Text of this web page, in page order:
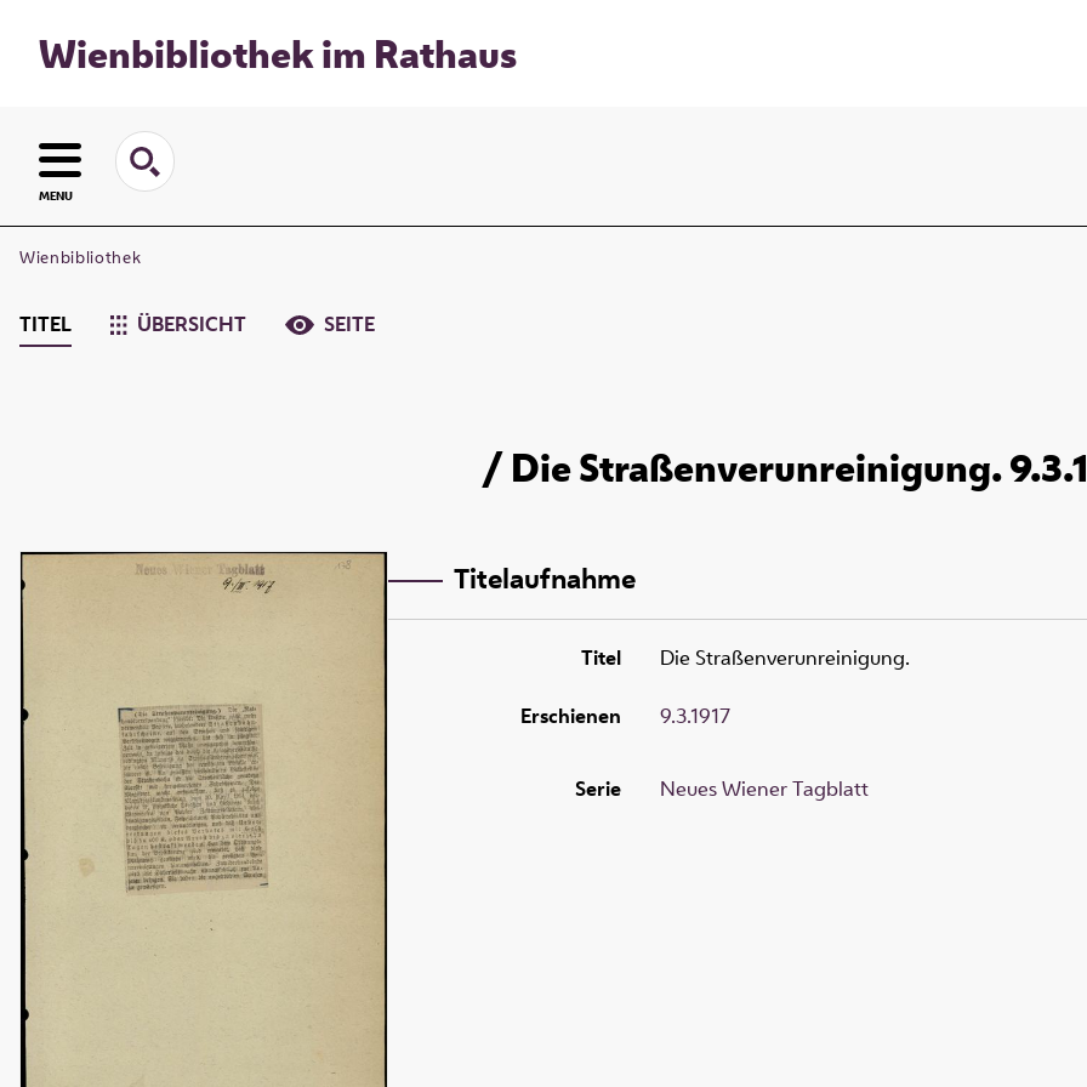
Wienbibliothek im Rathaus
MENU
Wienbibliothek
TITEL ÜBERSICHT SEITE
/ Die Straßenverunreinigung.
Titelaufnahme
Titel Die Straßenverunreinigung.
Erschienen 9.3.1917
Serie Neues Wiener Tagblatt